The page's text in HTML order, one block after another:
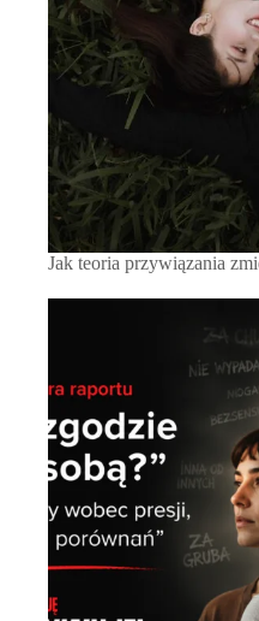
Jak teoria przywiązania